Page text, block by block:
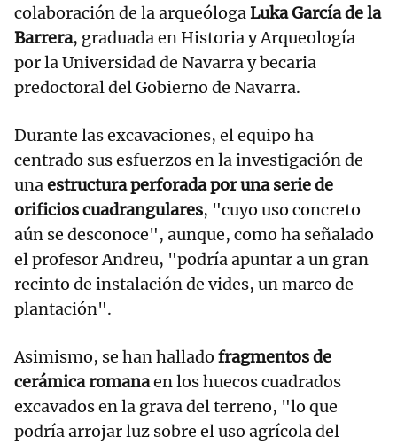
colaboración de la arqueólogaLuka García de la
Barrera, graduada en Historia y Arqueología
por la Universidad de Navarra y becaria
predoctoral del Gobierno de Navarra.
Durante las excavaciones, el equipo ha
centrado sus esfuerzos en la investigación de
unaestructura perforada por una serie de
orificios cuadrangulares, "cuyo uso concreto
aún se desconoce", aunque, como ha señalado
el profesor Andreu, "podría apuntar a un gran
recinto de instalación de vides, un marco de
plantación".
Asimismo, se han hallado fragmentos de
cerámica romanaen los huecos cuadrados
excavados en la grava del terreno, "lo que
podría arrojar luz sobre el uso agrícola del